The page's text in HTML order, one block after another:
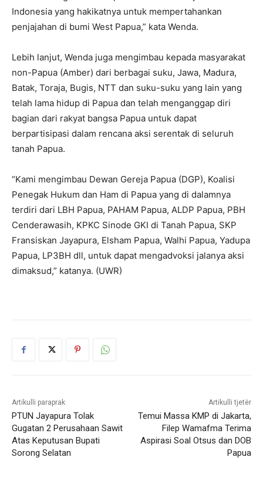
Indonesia yang hakikatnya untuk mempertahankan
penjajahan di bumi West Papua,” kata Wenda.
Lebih lanjut, Wenda juga mengimbau kepada masyarakat
non-Papua (Amber) dari berbagai suku, Jawa, Madura,
Batak, Toraja, Bugis, NTT dan suku-suku yang lain yang
telah lama hidup di Papua dan telah menganggap diri
bagian dari rakyat bangsa Papua untuk dapat
berpartisipasi dalam rencana aksi serentak di seluruh
tanah Papua.
“Kami mengimbau Dewan Gereja Papua (DGP), Koalisi
Penegak Hukum dan Ham di Papua yang di dalamnya
terdiri dari LBH Papua, PAHAM Papua, ALDP Papua, PBH
Cenderawasih, KPKC Sinode GKI di Tanah Papua, SKP
Fransiskan Jayapura, Elsham Papua, Walhi Papua, Yadupa
Papua, LP3BH dll, untuk dapat mengadvoksi jalanya aksi
dimaksud,” katanya. (UWR)
Artikulli paraprak
PTUN Jayapura Tolak
Gugatan 2 Perusahaan Sawit
Atas Keputusan Bupati
Sorong Selatan
Artikulli tjetër
Temui Massa KMP di Jakarta,
Filep Wamafma Terima
Aspirasi Soal Otsus dan DOB
Papua